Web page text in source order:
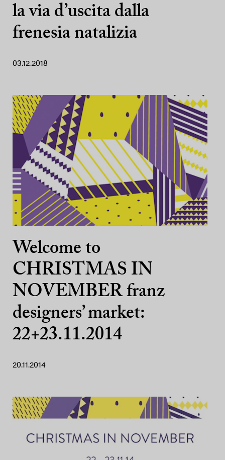
la via d’uscita dalla
frenesia natalizia
03.12.2018
Welcome to
CHRISTMAS IN
NOVEMBER franz
designers’ market:
22+23.11.2014
20.11.2014